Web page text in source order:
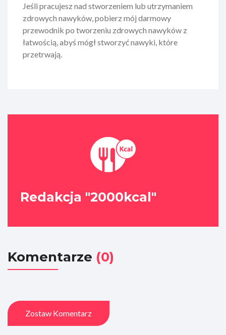
Jeśli pracujesz nad stworzeniem lub utrzymaniem
zdrowych nawyków, pobierz mój darmowy
przewodnik po tworzeniu zdrowych nawyków z
łatwością, abyś mógł stworzyć nawyki, które
przetrwają.
Redakcja "2000kcal"
Komentarze (0)
Zostaw Komentarz